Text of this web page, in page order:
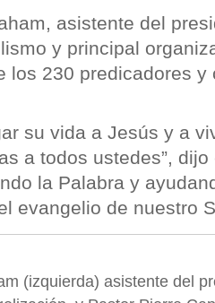
asistente del
y principal
los 230 predicadores
su vida a Jesús y a
a todos ustedes”,
la Palabra y
evangelio de nuestro
(izquierda) asistente del